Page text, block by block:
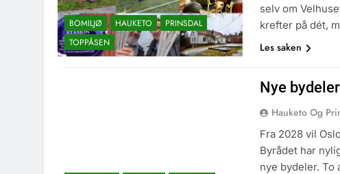
BOMILJØ HAUKETO
PRINSDAL
TOPPÅSEN
selv om
krefter på dét,
Les saken
Nye
Hauketo Og
Fra 2028 vil
Byrådet har
nye bydeler.